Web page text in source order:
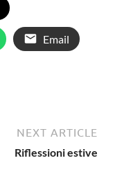
Email
NEXT ARTICLE
Riflessioni estive